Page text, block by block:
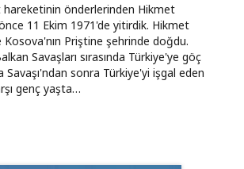
hareketinin önderlerinden Hikmet
önce 11 Ekim 1971'de yitirdik. Hikmet
Kosova'nın Priştine şehrinde doğdu.
Savaşları sırasında Türkiye'ye göç
sonra Türkiye'yi işgal eden
genç yaşta…